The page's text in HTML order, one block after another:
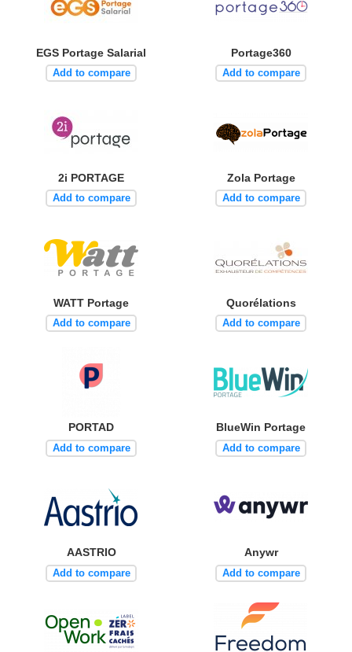
EGS Portage Salarial
Add to compare
Portage360
Add to compare
2i PORTAGE
Add to compare
Zola Portage
Add to compare
WATT Portage
Add to compare
Quorélations
Add to compare
PORTAD
Add to compare
BlueWin Portage
Add to compare
AASTRIO
Add to compare
Anywr
Add to compare